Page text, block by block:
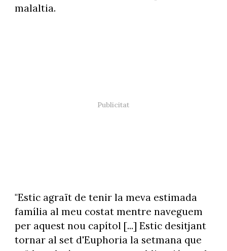
malaltia.
"Estic agraït de tenir la meva estimada
família al meu costat mentre naveguem
per aquest nou capítol [...] Estic desitjant
tornar al set d'Euphoria la setmana que